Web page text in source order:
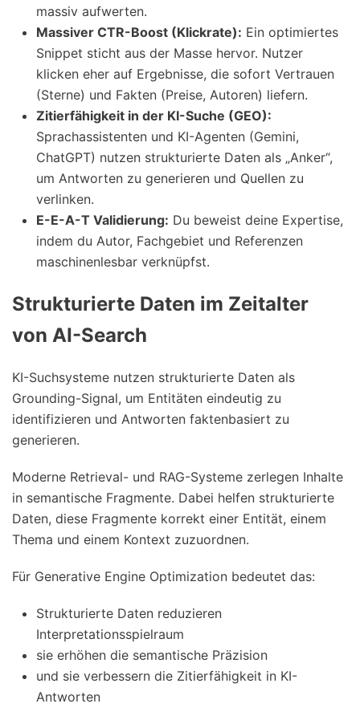
massiv aufwerten.
Massiver CTR-Boost (Klickrate): Ein optimiertes
Snippet sticht aus der Masse hervor. Nutzer
klicken eher auf Ergebnisse, die sofort Vertrauen
(Sterne) und Fakten (Preise, Autoren) liefern.
Zitierfähigkeit in der KI-Suche (GEO):
Sprachassistenten und KI-Agenten (Gemini,
ChatGPT) nutzen strukturierte Daten als „Anker“,
um Antworten zu generieren und Quellen zu
verlinken.
E-E-A-T Validierung: Du beweist deine Expertise,
indem du Autor, Fachgebiet und Referenzen
maschinenlesbar verknüpfst.
Strukturierte Daten im Zeitalter
von AI-Search
KI-Suchsysteme nutzen strukturierte Daten als
Grounding-Signal, um Entitäten eindeutig zu
identifizieren und Antworten faktenbasiert zu
generieren.
Moderne Retrieval- und RAG-Systeme zerlegen Inhalte
in semantische Fragmente. Dabei helfen strukturierte
Daten, diese Fragmente korrekt einer Entität, einem
Thema und einem Kontext zuzuordnen.
Für Generative Engine Optimization bedeutet das:
Strukturierte Daten reduzieren
Interpretationsspielraum
sie erhöhen die semantische Präzision
und sie verbessern die Zitierfähigkeit in KI-
Antworten